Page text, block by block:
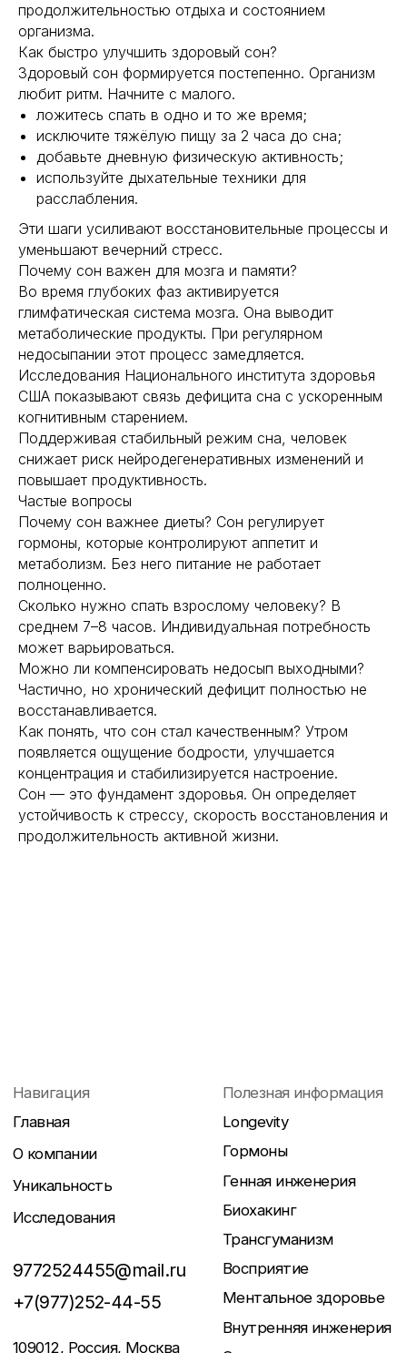
продолжительностью отдыха и состоянием
организма.
Как быстро улучшить здоровый сон?
Здоровый сон формируется постепенно. Организм
любит ритм. Начните с малого.
ложитесь спать в одно и то же время;
исключите тяжёлую пищу за 2 часа до сна;
добавьте дневную физическую активность;
используйте дыхательные техники для
расслабления.
Эти шаги усиливают восстановительные процессы и
уменьшают вечерний стресс.
Почему сон важен для мозга и памяти?
Во время глубоких фаз активируется
глимфатическая система мозга. Она выводит
метаболические продукты. При регулярном
недосыпании этот процесс замедляется.
Исследования Национального института здоровья
США показывают связь дефицита сна с ускоренным
когнитивным старением.
Поддерживая стабильный режим сна, человек
снижает риск нейродегенеративных изменений и
повышает продуктивность.
Частые вопросы
Почему сон важнее диеты? Сон регулирует
гормоны, которые контролируют аппетит и
метаболизм. Без него питание не работает
полноценно.
Сколько нужно спать взрослому человеку? В
среднем 7–8 часов. Индивидуальная потребность
может варьироваться.
Можно ли компенсировать недосып выходными?
Частично, но хронический дефицит полностью не
восстанавливается.
Как понять, что сон стал качественным? Утром
появляется ощущение бодрости, улучшается
концентрация и стабилизируется настроение.
Сон — это фундамент здоровья. Он определяет
устойчивость к стрессу, скорость восстановления и
продолжительность активной жизни.
Главная
Longevity
Гормоны
Генная инженерия
Трансгуманизм
Восприятие
Внутренняя инженерия
Управление сном
Социальные сети
*Meta (деятельность организации
запрещена на территории РФ)
Навигация Полезная информация
О компании
Уникальность
Исследования
9772524455@mail.ru
+7(977)252-44-55
109012, Россия, Москва
ул. Охотный ряд, д. 2
Пн-Пт 9:00- 19:00
©2025. All rights
reserved